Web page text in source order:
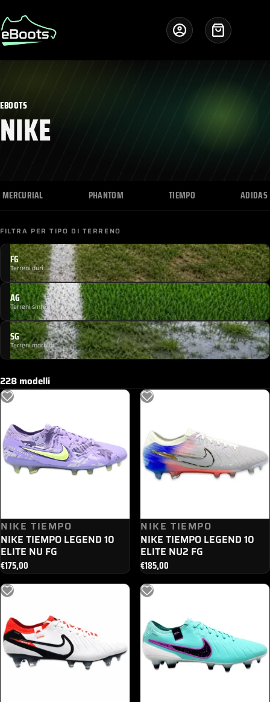
contenuto
Carrello
EBOOTS
NIKE
MERCURIAL PHANTOM TIEMPO ADIDAS
FILTRA PER TIPO DI TERRENO
FG
Terreni duri
AG
Terreni sintetici
SG
Terreni morbidi
228 modelli
NIKE TIEMPO
NIKE TIEMPO LEGEND 10
ELITE NU FG
€175,00
NIKE TIEMPO
NIKE TIEMPO LEGEND 10
ELITE NU2 FG
€185,00